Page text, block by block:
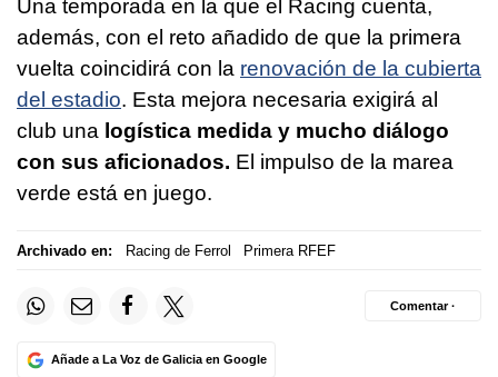
Una temporada en la que el Racing cuenta,
además, con el reto añadido de que la primera
vuelta coincidirá con la renovación de la cubierta
del estadio. Esta mejora necesaria exigirá al
club una logística medida y mucho diálogo
con sus aficionados. El impulso de la marea
verde está en juego.
Archivado en: Racing de Ferrol Primera RFEF
Añade a La Voz de Galicia en Google
Comentar ·